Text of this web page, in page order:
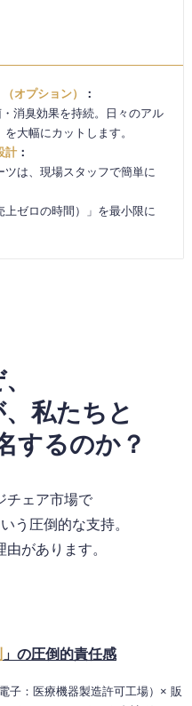
オプション）
：
消臭効果を持続。日々のアル
大幅にカットします。
計 ：
は、現場スタッフで簡単に
ゼロの時間）」を最小限に
私たちと
するのか？
チェア市場で
う圧倒的な支持。
があります。
」の圧倒的責任感
子：医療機器製造許可工場）× 販